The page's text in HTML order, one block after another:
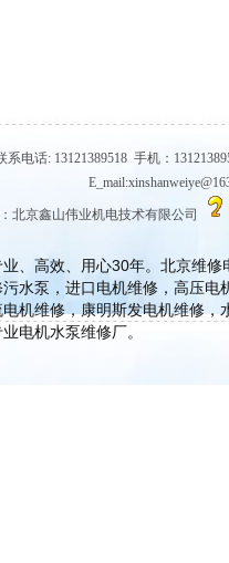
电话: 13121389518 手机：
北京鑫山伟业机电技术有限公司
、高效、用心30年。北京维
水泵，进口电机维修，高压
机维修，康明斯发电机维修
电机水泵维修厂。